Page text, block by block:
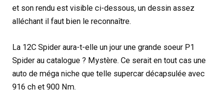
et son rendu est visible ci-dessous, un dessin assez
alléchant il faut bien le reconnaître.
La 12C Spider aura-t-elle un jour une grande soeur P1
Spider au catalogue ? Mystère. Ce serait en tout cas une
auto de méga niche que telle supercar décapsulée avec
916 ch et 900 Nm.